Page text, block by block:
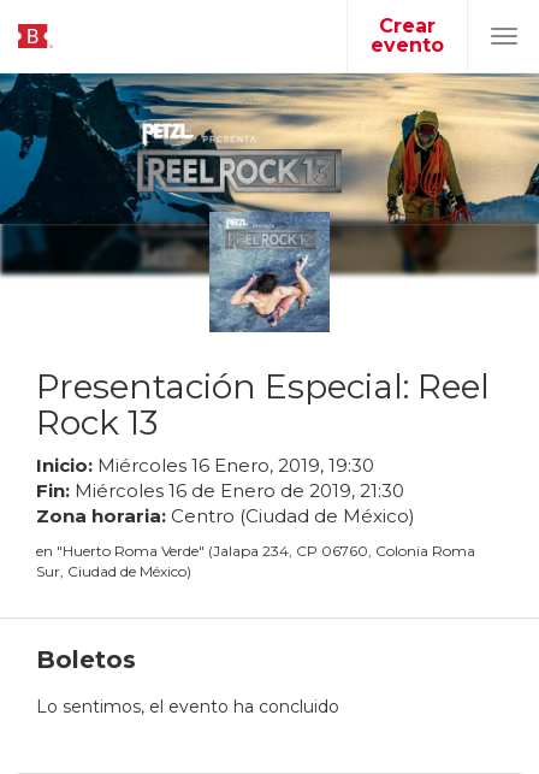
Crear
evento
Presentación Especial: Reel
Rock 13
Inicio: Miércoles 16 Enero, 2019, 19:30
Fin: Miércoles 16 de Enero de 2019, 21:30
Zona horaria: Centro (Ciudad de México)
en "Huerto Roma Verde" (Jalapa 234, CP 06760, Colonia Roma
Sur, Ciudad de México)
Boletos
Lo sentimos, el evento ha concluido